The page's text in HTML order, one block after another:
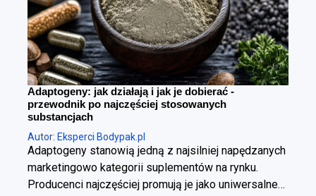
Adaptogeny: jak działają i jak je dobierać -
przewodnik po najczęściej stosowanych
substancjach
Autor: Eksperci Bodypak.pl
Adaptogeny stanowią jedną z najsilniej napędzanych
marketingowo kategorii suplementów na rynku.
Producenci najczęściej promują je jako uniwersalne